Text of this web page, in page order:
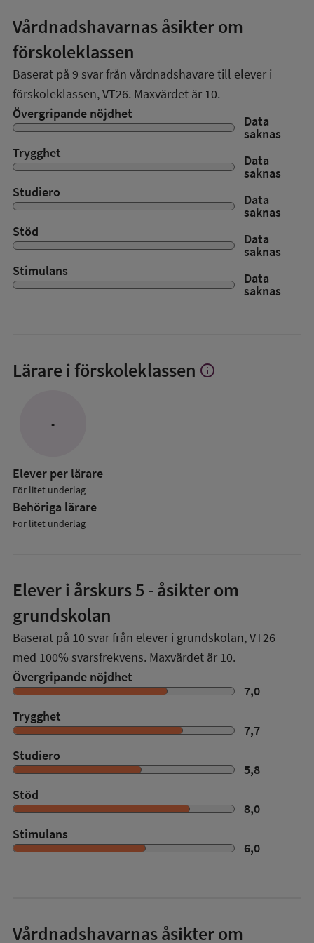
Vårdnadshavarnas åsikter om
förskoleklassen
Baserat på 9 svar från vårdnadshavare till elever i
förskoleklassen,VT26. Maxvärdet är 10.
Övergripande nöjdhet
Data
saknas
Trygghet
Data
saknas
Studiero
Data
saknas
Stöd
Data
saknas
Stimulans
Data
saknas
Lärare i förskoleklassen Visa
info
-
Elever per lärare
För litet underlag
Behöriga lärare
För litet underlag
Elever i årskurs 5 - åsikter om
grundskolan
Baserat på 10 svar från elever i grundskolan,VT26
med 100% svarsfrekvens. Maxvärdet är 10.
Övergripande nöjdhet
7,0
Trygghet
7,7
Studiero
5,8
Stöd
8,0
Stimulans
6,0
Vårdnadshavarnas åsikter om